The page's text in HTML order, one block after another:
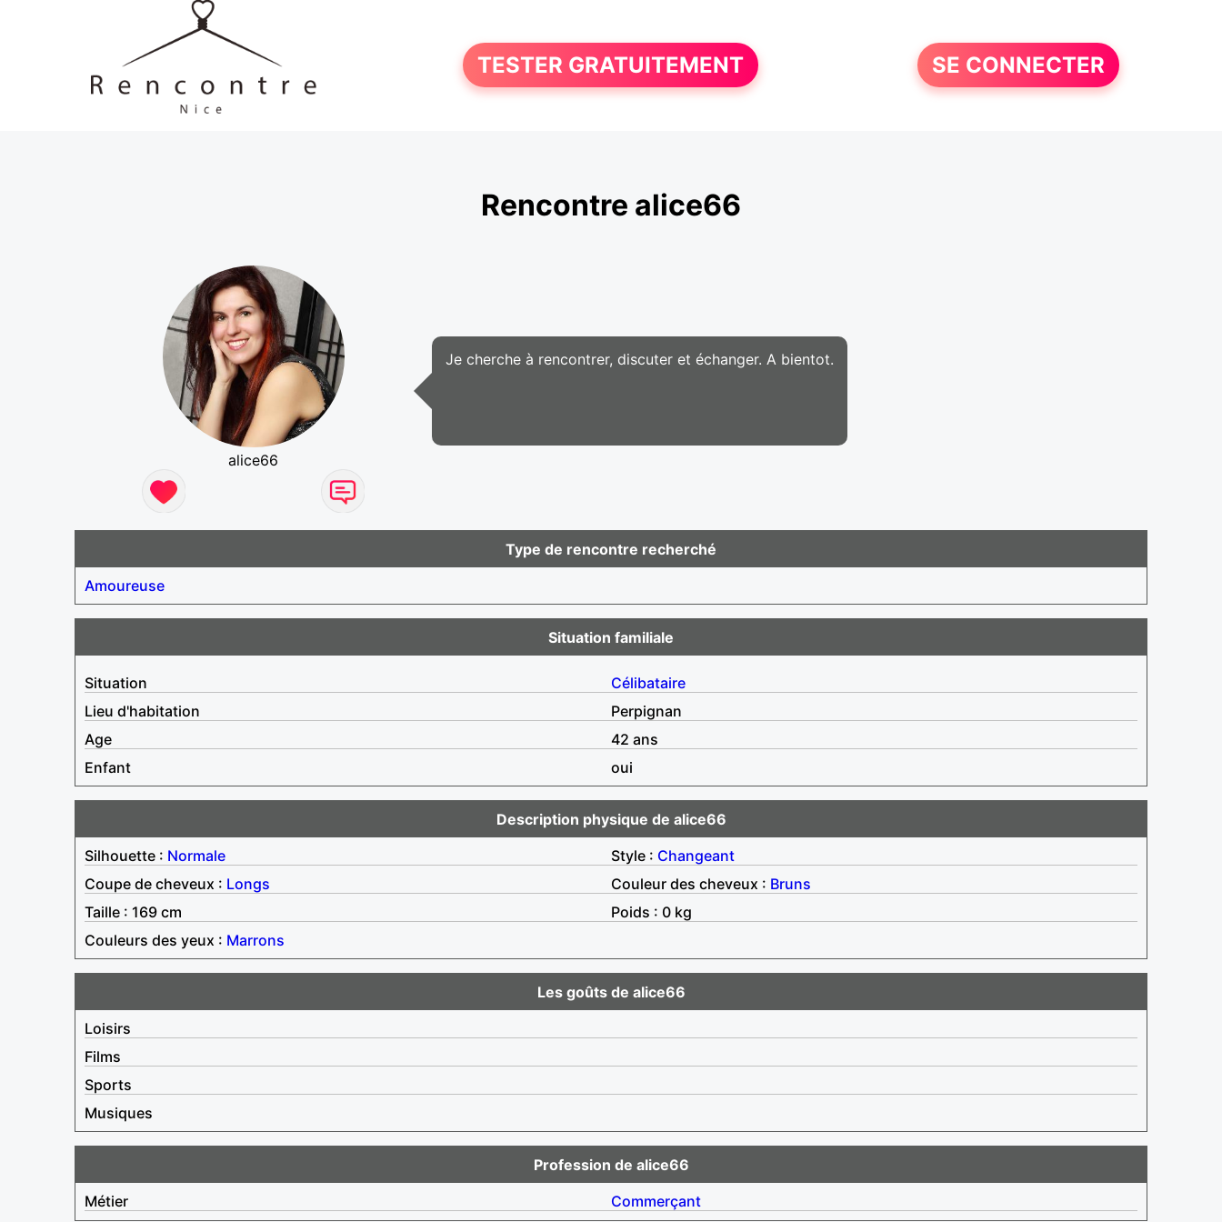
TESTER GRATUITEMENT SE CONNECTER
Rencontre alice66
alice66
Je cherche à rencontrer, discuter et échanger. A bientot.
Type de rencontre recherché
Amoureuse
Situation familiale
Situation
Célibataire
Lieu d'habitation
Perpignan
Age
42 ans
Enfant
oui
Description physique de alice66
Silhouette : Normale Style : Changeant
Coupe de cheveux : Longs Couleur des cheveux : Bruns
Taille : 169 cm
Poids : 0 kg
Couleurs des yeux : Marrons
Les goûts de alice66
Loisirs
Films
Sports
Musiques
Profession de alice66
Métier
Commerçant